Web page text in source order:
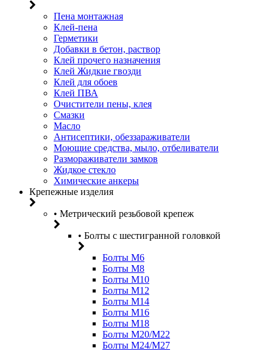
Пена монтажная
Клей-пена
Герметики
Добавки в бетон, раствор
Клей прочего назначения
Клей Жидкие гвозди
Клей для обоев
Клей ПВА
Очистители пены, клея
Смазки
Масло
Антисептики, обеззараживатели
Моющие средства, мыло, отбеливатели
Размораживатели замков
Жидкое стекло
Химические анкеры
Крепежные изделия
• Метрический резьбовой крепеж
• Болты с шестигранной головкой
Болты М6
Болты М8
Болты М10
Болты М12
Болты М14
Болты М16
Болты М18
Болты М20/M22
Болты М24/М27